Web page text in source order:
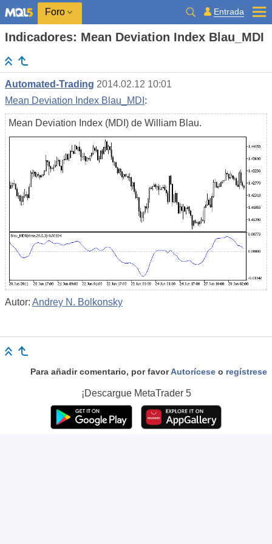
Foro Entrada
Indicadores: Mean Deviation Index Blau_MDI
Automated-Trading 2014.02.12 10:01
Mean Deviation Index Blau_MDI :
Mean Deviation Index (MDI) de William Blau.
Autor: Andrey N. Bolkonsky
Para añadir comentario, por favorAutorícese o regístrese
¡Descargue MetaTrader 5